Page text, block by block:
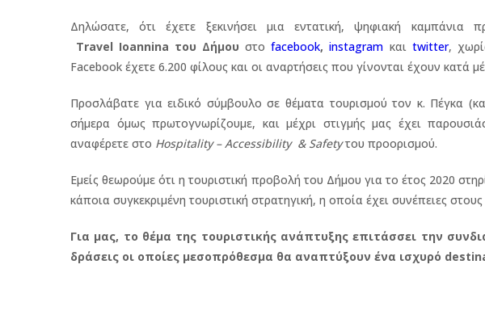
Δηλώσατε, ότι έχετε ξεκινήσει μια εντατική, ψηφιακή
Travel Ioannina του Δήμου στοfacebook,instagram και twitter,
Facebook έχετε 6.200 φίλους και οι αναρτήσεις που γίνονται έχουν κατά
Προσλάβατε για ειδικό σύμβουλο σε θέματα τουρισμού τον κ. Πέγκα
σήμερα όμως πρωτογνωρίζουμε, και μέχρι στιγμής μας έχει
αναφέρετε στο Hospitality – Accessibility & Safety του προορισμού.
Εμείς θεωρούμε ότι η τουριστική προβολή του Δήμου για το έτος 2020
κάποια συγκεκριμένη τουριστική στρατηγική, η οποία έχει συνέπειες
Για μας, το θέμα της τουριστικής ανάπτυξης επιτάσσει την
δράσεις οι οποίες μεσοπρόθεσμα θα αναπτύξουν ένα ισχυρό